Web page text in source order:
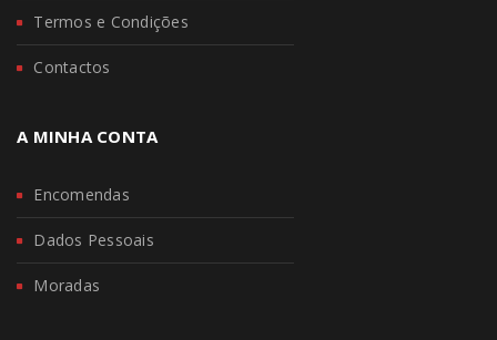
Termos e Condições
Contactos
A MINHA CONTA
Encomendas
Dados Pessoais
Moradas